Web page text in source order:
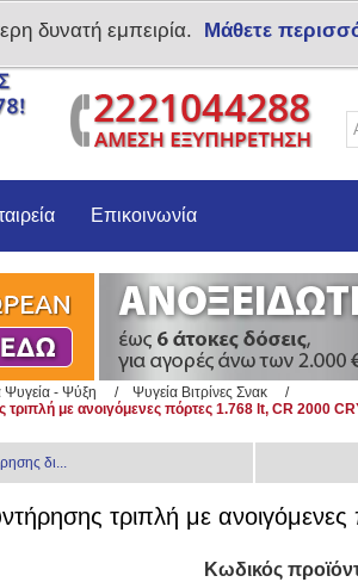
Δημιoυργία
Επικοινωνία
Ψυγεία - Ψύξη / Ψυγεία Βιτρίνες Σνακ
/
τριπλή με ανοιγόμενες πόρτες 1.768 lt, CR 2000
δι...
τριπλή με
Κωδικός
δυνατή εμπειρία. Μάθετε